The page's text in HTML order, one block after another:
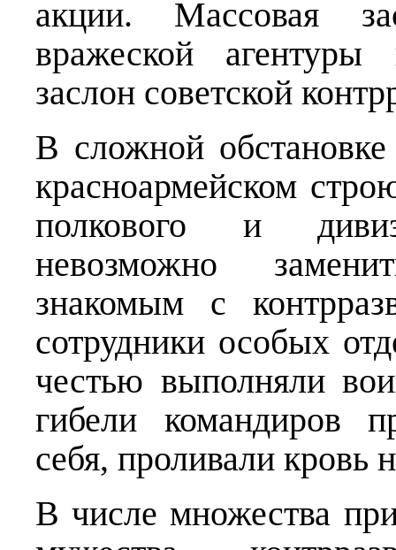
акции. Массовая
вражеской агентуры
заслон советской
В сложной
красноармейском
полкового и
невозможно
знакомым с
сотрудники особых
честью выполняли
гибели командиров
себя, проливали кровь
В числе множества